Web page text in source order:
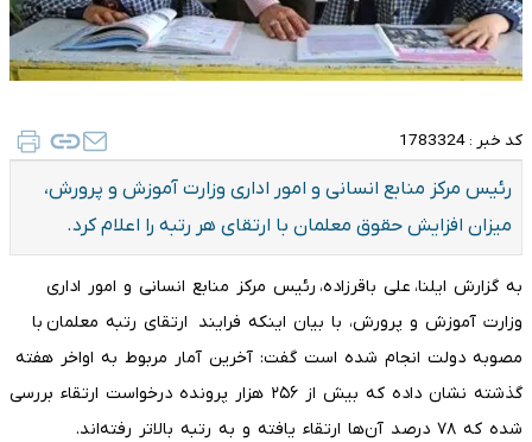
کد خبر : 1783324
رئیس مرکز منابع انسانی و امور اداری وزارت آموزش و پرورش،
میزان افزایش حقوق معلمان با ارتقای هر رتبه را اعلام کرد.
به گزارش ایلنا، علی باقرزاده، رئیس مرکز منابع انسانی و امور اداری
وزارت آموزش و پرورش، با بیان اینکه فرایند ارتقای رتبه معلمان با
مصوبه دولت انجام شده است گفت: آخرین آمار مربوط به اواخر هفته
گذشته نشان داده که بیش از ۲۵۶ هزار پرونده درخواست ارتقاء بررسی
شده که ۷۸ درصد آن‌ها ارتقاء یافته و به رتبه بالاتر رفته‌اند.